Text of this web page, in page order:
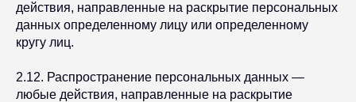
действия, направленные на раскрытие персональных
данных определенному лицу или определенному
кругу лиц.
2.12. Распространение персональных данных —
любые действия, направленные на раскрытие